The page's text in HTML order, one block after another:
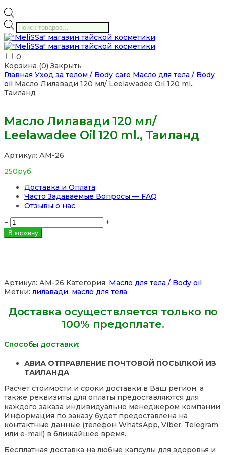
Поиск
товаров
0
Корзина (0) Закрыть
Главная Уход за телом / Body care Масло для тела / Body
oil Масло Лилавади 120 мл/ Leelawadee Oil 120 ml.,
Таиланд
Масло Лилавади 120 мл/
Leelawadee Oil 120 ml., Таиланд
Артикул: АМ-26
250руб.
Доставка и Оплата
Часто Задаваемые Вопросы — FAQ
Отзывы о нас
− Количество
товара
Масло
Oil
120
Таиланд
+
В корзину
Артикул: АМ-26 Категория: Масло для тела / Body oil
Метки: лилавади, масло для тела
Доставка осуществляется только по
100% предоплате.
Способы доставки:
АВИА ОТПРАВЛЕНИЕ ПОЧТОВОЙ ПОСЫЛКОЙ ИЗ
ТАИЛАНДА
Расчет стоимости и сроки доставки в Ваш регион, а
также реквизиты для оплаты предоставляются для
каждого заказа индивидуально менеджером компании.
Информация по заказу будет предоставлена на
контактные данные (телефон WhatsApp, Viber, Telegram
или e-mail) в ближайшее время.
Бесплатная доставка на любые капсулы для здоровья и